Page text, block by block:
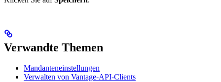
Verwandte Themen
Mandanteneinstellungen
Verwalten von Vantage-API-Clients